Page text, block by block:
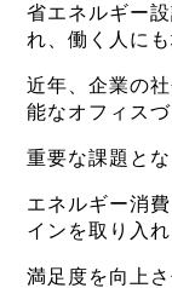
省エネルギー
れ、働く人に
近年、企業の
能なオフィス
重要な課題とな
エネルギー消
インを取り入
満足度を向上